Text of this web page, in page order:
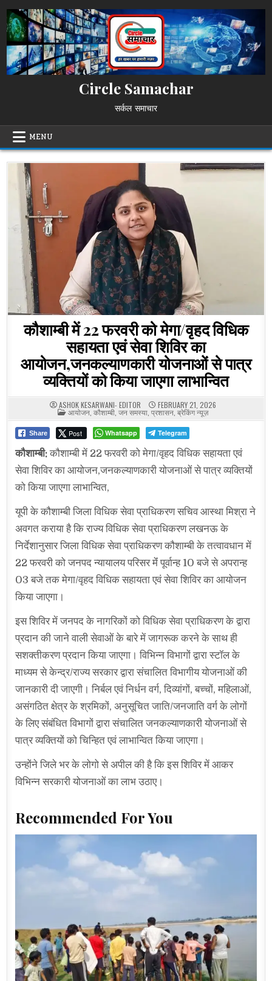
to
content
Circle Samachar
सर्कल समाचार
MENU
कौशाम्बी में 22 फरवरी को मेगा/वृहद विधिक
सहायता एवं सेवा शिविर का
आयोजन,जनकल्याणकारी योजनाओं से पात्र
व्यक्तियों को किया जाएगा लाभान्वित
ASHOK KESARWANI- EDITOR FEBRUARY 21, 2026
POSTED
IN
आयोजन कौशाम्बी जन समस्या प्रशासन ब्रेकिंग न्यूज़
Share Post Whatsapp Telegram
कौशाम्बी:कौशाम्बी में 22 फरवरी को मेगा/वृहद विधिक सहायता एवं
सेवा शिविर का आयोजन,जनकल्याणकारी योजनाओं से पात्र व्यक्तियों
को किया जाएगा लाभान्वित,
यूपी के कौशाम्बी जिला विधिक सेवा प्राधिकरण सचिव आस्था मिश्रा ने
अवगत कराया है कि राज्य विधिक सेवा प्राधिकरण लखनऊ के
निर्देशानुसार जिला विधिक सेवा प्राधिकरण कौशाम्बी के तत्वावधान में
22 फरवरी को जनपद न्यायालय परिसर मेंं पूर्वान्ह 10 बजे से अपरान्ह
03 बजे तक मेगा/वृहद विधिक सहायता एवं सेवा शिविर का आयोजन
किया जाएगा।
इस शिविर में जनपद के नागरिकों को विधिक सेवा प्राधिकरण के द्वारा
प्रदान की जाने वाली सेवाओं के बारे में जागरूक करने के साथ ही
सशक्तीकरण प्रदान किया जाएगा। विभिन्न विभागों द्वारा स्टॉल के
माध्यम से केन्द्र/राज्य सरकार द्वारा संचालित विभागीय योजनाओं की
जानकारी दी जाएगी। निर्बल एवं निर्धन वर्ग, दिव्यांगों, बच्चों, महिलाओं,
असंगठित क्षेत्र के श्रमिकों, अनुसूचित जाति/जनजाति वर्ग के लोगों
के लिए संबंधित विभागों द्वारा संचालित जनकल्याणकारी योजनाओं से
पात्र व्यक्तियों को चिन्हित एवं लाभान्वित किया जाएगा।
उन्होंने जिले भर के लोगो से अपील की है कि इस शिविर में आकर
विभिन्न सरकारी योजनाओं का लाभ उठाए।
Recommended For You